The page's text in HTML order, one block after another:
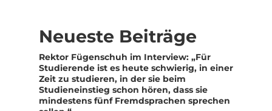
Neueste Beiträge
Rektor Fügenschuh im Interview: „Für
Studierende ist es heute schwierig, in einer
Zeit zu studieren, in der sie beim
Studieneinstieg schon hören, dass sie
mindestens fünf Fremdsprachen sprechen